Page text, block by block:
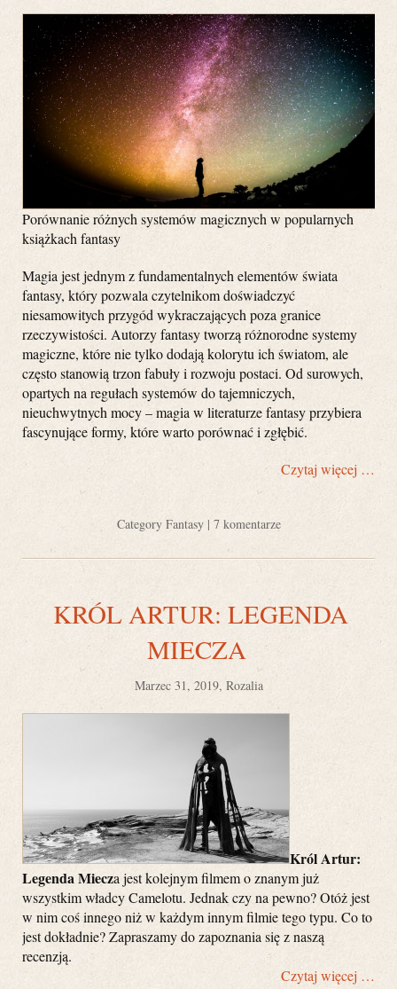
Porównanie różnych systemów magicznych w popularnych
książkach fantasy
Magia jest jednym z fundamentalnych elementów świata
fantasy, który pozwala czytelnikom doświadczyć
niesamowitych przygód wykraczających poza granice
rzeczywistości. Autorzy fantasy tworzą różnorodne systemy
magiczne, które nie tylko dodają kolorytu ich światom, ale
często stanowią trzon fabuły i rozwoju postaci. Od surowych,
opartych na regułach systemów do tajemniczych,
nieuchwytnych mocy – magia w literaturze fantasy przybiera
fascynujące formy, które warto porównać i zgłębić.
Czytaj więcej …
Category Fantasy| 7 komentarze
KRÓL ARTUR: LEGENDA
MIECZA
Marzec 31, 2019, Rozalia
Król Artur:
Legenda Miecza jest kolejnym filmem o znanym już
wszystkim władcy Camelotu. Jednak czy na pewno? Otóż jest
w nim coś innego niż w każdym innym filmie tego typu. Co to
jest dokładnie? Zapraszamy do zapoznania się z naszą
recenzją.
Czytaj więcej …